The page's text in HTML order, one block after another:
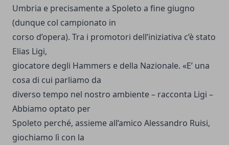
Umbria e precisamente a Spoleto a fine giugno
(dunque col campionato in
corso d’opera). Tra i promotori dell’iniziativa c’è stato
Elias Ligi,
giocatore degli Hammers e della Nazionale. «E’ una
cosa di cui parliamo da
diverso tempo nel nostro ambiente – racconta Ligi –
Abbiamo optato per
Spoleto perché, assieme all’amico Alessandro Ruisi,
giochiamo lì con la